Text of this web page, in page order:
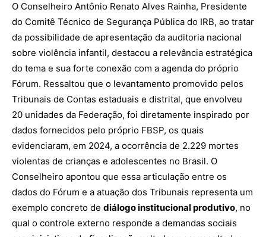
O Conselheiro Antônio Renato Alves Rainha, Presidente
do Comitê Técnico de Segurança Pública do IRB, ao tratar
da possibilidade de apresentação da auditoria nacional
sobre violência infantil, destacou a relevância estratégica
do tema e sua forte conexão com a agenda do próprio
Fórum. Ressaltou que o levantamento promovido pelos
Tribunais de Contas estaduais e distrital, que envolveu
20 unidades da Federação, foi diretamente inspirado por
dados fornecidos pelo próprio FBSP, os quais
evidenciaram, em 2024, a ocorrência de 2.229 mortes
violentas de crianças e adolescentes no Brasil. O
Conselheiro apontou que essa articulação entre os
dados do Fórum e a atuação dos Tribunais representa um
exemplo concreto de diálogo institucional produtivo, no
qual o controle externo responde a demandas sociais